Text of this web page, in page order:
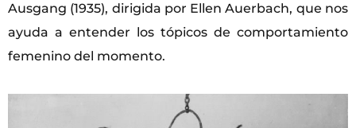
Ausgang (1935), dirigida por Ellen Auerbach, que nos
ayuda a entender los tópicos de comportamiento
femenino del momento.